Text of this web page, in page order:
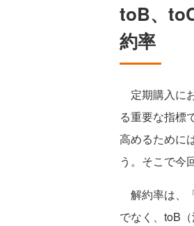
toB、
約率
定期購入に
る重要な指標
高めるために
う。そこで今
解約率は、
でなく、toB